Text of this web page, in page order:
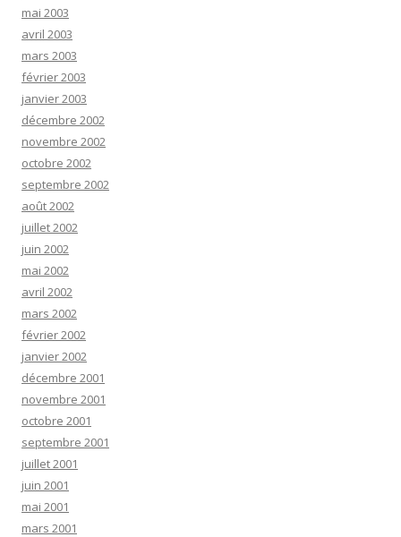
mai 2003
avril 2003
mars 2003
février 2003
janvier 2003
décembre 2002
novembre 2002
octobre 2002
septembre 2002
août 2002
juillet 2002
juin 2002
mai 2002
avril 2002
mars 2002
février 2002
janvier 2002
décembre 2001
novembre 2001
octobre 2001
septembre 2001
juillet 2001
juin 2001
mai 2001
mars 2001